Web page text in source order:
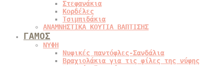
Στεφανάκια
Κορδέλες
Τσιμπιδάκια
ΑΝΑΜΝΗΣΤΙΚΑ ΚΟΥΤΙΑ ΒΑΠΤΙΣΗΣ
ΓΑΜΟΣ
ΝΥΦΗ
Νυφικές παντόφλες-Σανδάλια
Βραχιολάκια για τις φίλες της νύφης